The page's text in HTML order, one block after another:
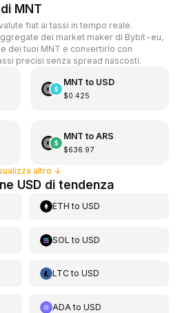
MNT
fiat ai tassi in tempo reale.
dei market maker di Bybit-eu,
dei tuoi MNT e convertirlo con
precisi senza spread nascosti.
MNT to USD
$0.425
MNT to ARS
$636.97
altro ↓
USD di tendenza
ETH toUSD
SOL toUSD
LTCtoUSD
ADA toUSD